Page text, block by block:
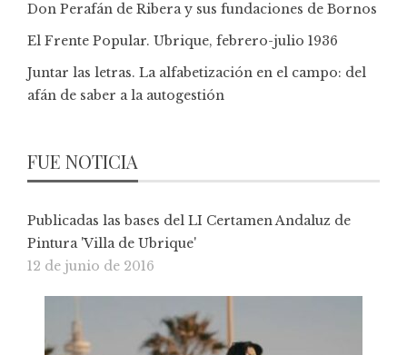
Don Perafán de Ribera y sus fundaciones de Bornos
El Frente Popular. Ubrique, febrero-julio 1936
Juntar las letras. La alfabetización en el campo: del
afán de saber a la autogestión
FUE NOTICIA
Publicadas las bases del LI Certamen Andaluz de
Pintura 'Villa de Ubrique'
12 de junio de 2016